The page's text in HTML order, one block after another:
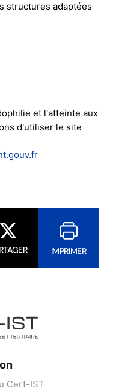
structures adaptées
et l'atteinte aux
d'utiliser le site
IMPRIMER
Cert-IST